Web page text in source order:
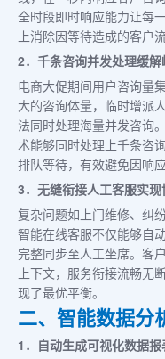
全时段即时响应能力让每
上消除因等待造成的客户流
2．千条咨询并发处理缓
电商大促期间用户咨询量
大的咨询体量，临时增派
法同时处理海量并发咨询
术能够同时处理上千条咨
排队等待，有效避免因响
3．无缝衔接人工客服实
复杂问题如上门维修、纠
智能在线客服不仅能够自
完整同步至人工坐席。客
上下文，服务衔接流畅无
现了最优平衡。
二、智能数据分
1．自动生成可视化数据报